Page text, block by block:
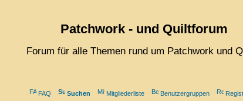
Patchwork - und Quiltforum
Forum für alle Themen rund um Patchwork und
FAQ Suchen Mitgliederliste Benutzergruppen